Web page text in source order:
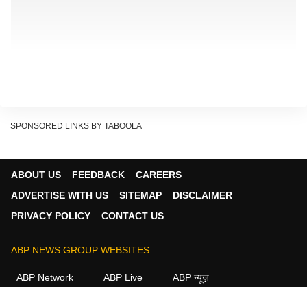
ने इसे अप्रत्याशित बताया है.
SPONSORED LINKS BY TABOOLA
ABOUT US FEEDBACK
CAREERS
ADVERTISE WITH US
SITEMAP
DISCLAIMER
PRIVACY POLICY
CONTACT US
ABP NEWS GROUP WEBSITES
ABP Network ABP Live ABP न्यूज़